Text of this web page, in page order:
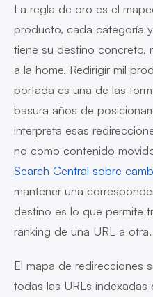
La regla de oro es el
producto, cada categoría
tiene su destino concreto,
a la home. Redirigir mil
portada es una de las
basura años de
interpreta esas
no como contenido
Search Central sobre
mantener una
destino es lo que permite
ranking de una URL a otra.
El mapa de redirecciones
todas las URLs